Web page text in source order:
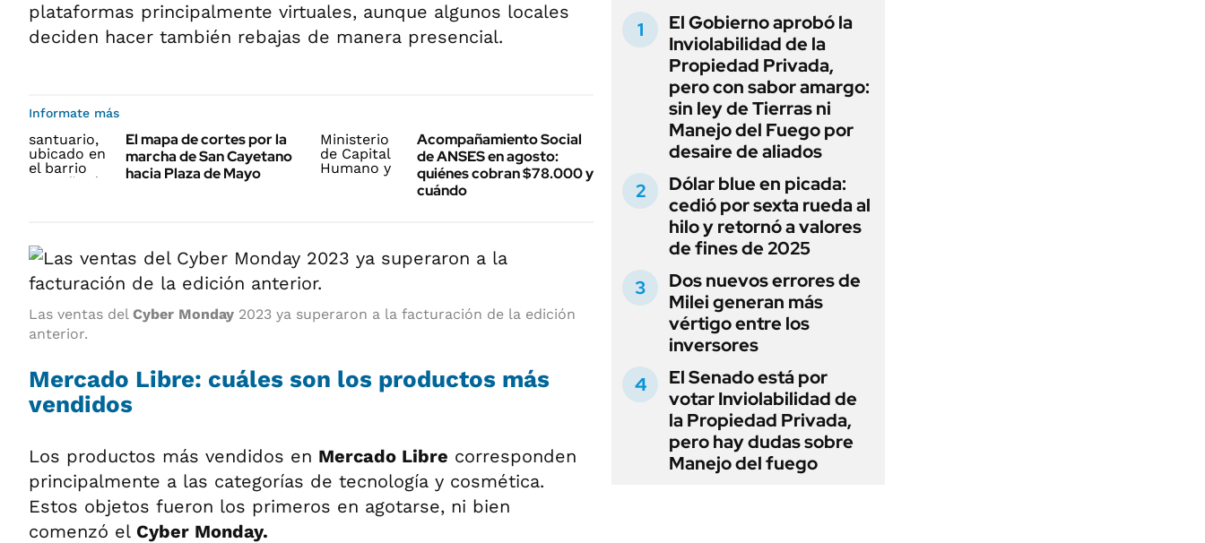
plataformas principalmente virtuales, aunque algunos locales
deciden hacer también rebajas de manera presencial.
Informate más
El mapa de cortes por la
marcha de San Cayetano
hacia Plaza de Mayo
Acompañamiento Social
de ANSES en agosto:
quiénes cobran $78.000 y
cuándo
Las ventas del Cyber Monday 2023 ya superaron a la facturación de la edición
anterior.
Mercado Libre: cuáles son los productos más
vendidos
Los productos más vendidos en Mercado Libre corresponden
principalmente a las categorías de tecnología y cosmética.
Estos objetos fueron los primeros en agotarse, ni bien
comenzó el Cyber Monday.
El Gobierno aprobó la
Inviolabilidad de la
Propiedad Privada,
pero con sabor amargo:
sin ley de Tierras ni
Manejo del Fuego por
desaire de aliados
Dólar blue en picada:
cedió por sexta rueda al
hilo y retornó a valores
de fines de 2025
Dos nuevos errores de
Milei generan más
vértigo entre los
inversores
El Senado está por
votar Inviolabilidad de
la Propiedad Privada,
pero hay dudas sobre
Manejo del fuego